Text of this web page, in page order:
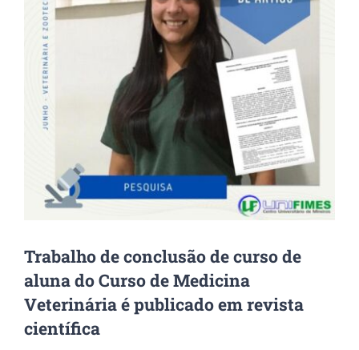
Trabalho de conclusão de curso de
aluna do Curso de Medicina
Veterinária é publicado em revista
científica